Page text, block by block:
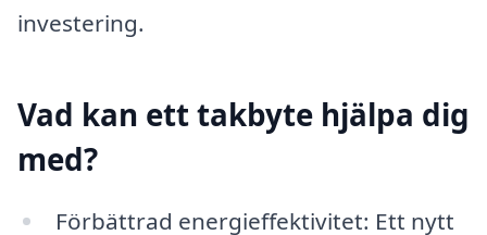
investering.
Vad kan ett takbyte hjälpa dig
med?
Förbättrad energieffektivitet: Ett nytt